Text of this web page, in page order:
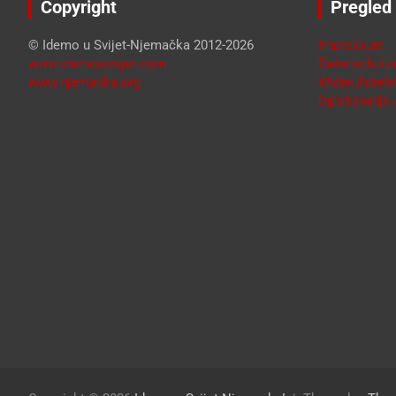
Copyright
© Idemo u Svijet-Njemačka 2012-2026
www.idemousvijet.com
www.njemacka.org
Pregled
Impressum